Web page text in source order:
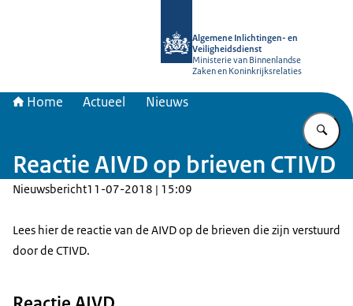
Algemene Inlichtingen- en
Veiligheidsdienst
Ministerie van Binnenlandse
Zaken en Koninkrijksrelaties
Home Actueel Nieuws
Reactie AIVD op brieven CTIVD
Nieuwsbericht11-07-2018 | 15:09
Lees hier de reactie van de AIVD op de brieven die zijn verstuurd
door de CTIVD.